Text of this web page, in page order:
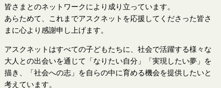
皆さまとのネットワークにより成り立っています。
あらためて、これまでアスクネットを応援してくださった皆さ
まに心より感謝申し上げます。
アスクネットはすべての子どもたちに、社会で活躍する様々な
大人との出会いを通じて「なりたい自分」「実現したい夢」を
描き、「社会への志」を自らの中に育める機会を提供したいと
考えています。